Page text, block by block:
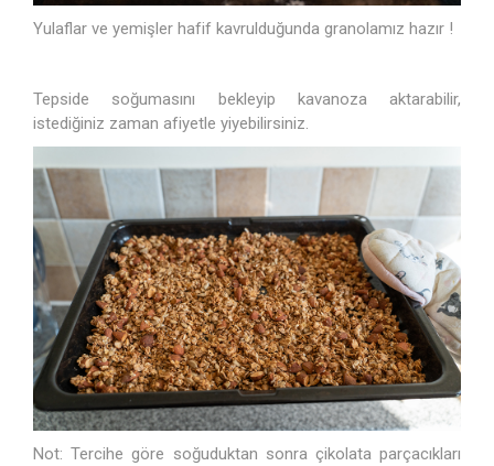
Yulaflar ve yemişler hafif kavrulduğunda granolamız hazır !
Tepside soğumasını bekleyip kavanoza aktarabilir,
istediğiniz zaman afiyetle yiyebilirsiniz.
Not: Tercihe göre soğuduktan sonra çikolata parçacıkları